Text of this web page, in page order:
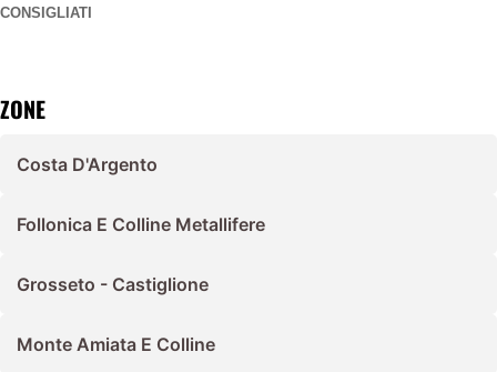
CONSIGLIATI
ZONE
Costa D'Argento
Follonica E Colline Metallifere
Grosseto - Castiglione
Monte Amiata E Colline